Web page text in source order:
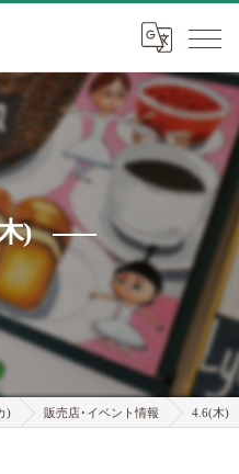
)
) 販売店･イベント情報 4.6(木)